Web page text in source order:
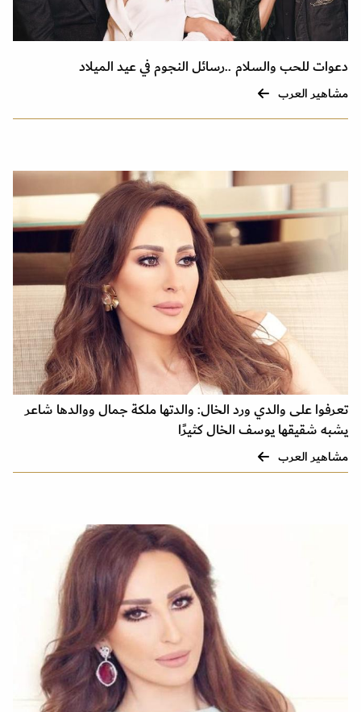
دعوات للحب والسلام ..رسائل النجوم في عيد الميلاد
مشاهير العرب
تعرفوا على والدي ورد الخال: والدتها ملكة جمال ووالدها شاعر
يشبه شقيقها يوسف الخال كثيرًا
مشاهير العرب